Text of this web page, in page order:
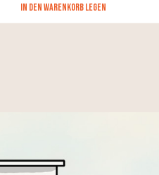
in den Warenkorb legen